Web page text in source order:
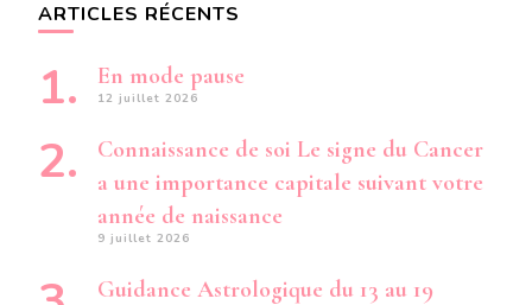
ARTICLES RÉCENTS
En mode pause
12 juillet 2026
Connaissance de soi Le signe du Cancer
a une importance capitale suivant votre
année de naissance
9 juillet 2026
Guidance Astrologique du 13 au 19